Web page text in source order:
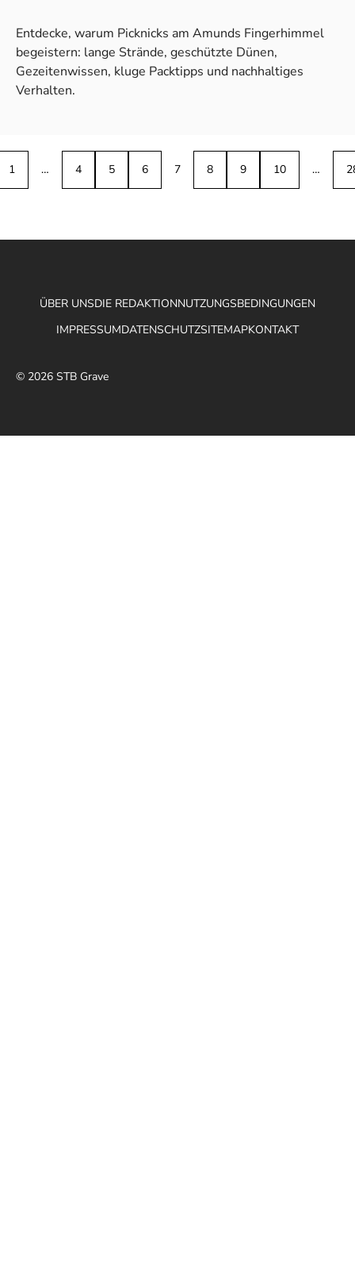
Entdecke, warum Picknicks am Amunds Fingerhimmel
begeistern: lange Strände, geschützte Dünen,
Gezeitenwissen, kluge Packtipps und nachhaltiges
Verhalten.
1 … 4 5 6 7 8 9 10 …
ÜBER UNSDIE REDAKTIONNUTZUNGSBEDINGUNGEN
IMPRESSUMDATENSCHUTZSITEMAPKONTAKT
© 2026 STB Grave